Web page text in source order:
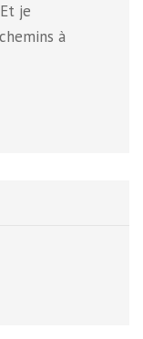
je
à